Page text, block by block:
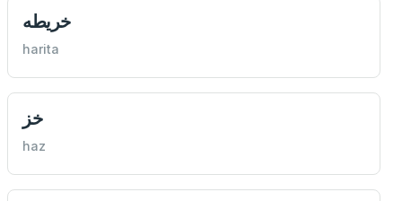
خريطه
harita
خز
haz